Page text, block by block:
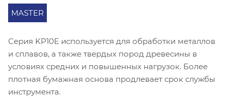
MASTER
Серия KP10Е используется для обработки металлов
и сплавов, а также твердых пород древесины в
условиях средних и повышенных нагрузок. Более
плотная бумажная основа продлевает срок службы
инструмента.